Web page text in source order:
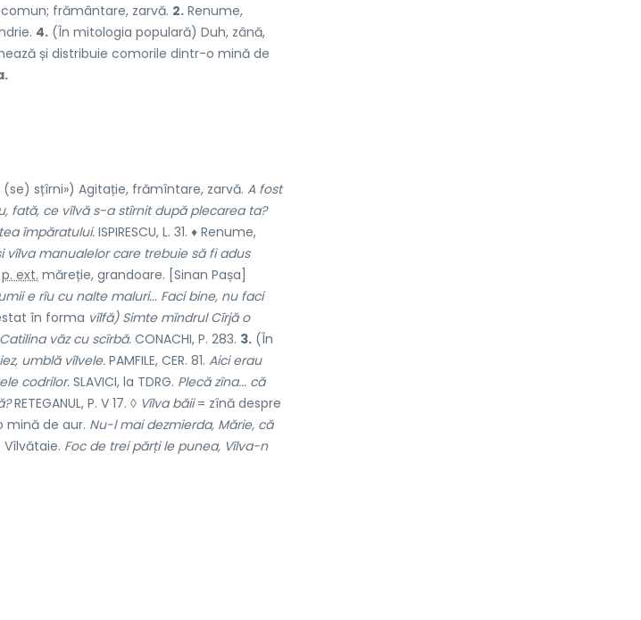
frământare, zarvă. 2. Renume,
4. (În mitologia populară) Duh, zână,
și distribuie comorile dintr-o mină de
sțîrni») Agitație, frămîntare, zarvă. A fost
fată, ce vîlvă s-a stîrnit după plecarea ta?
împăratului. ISPIRESCU, L. 31. ♦ Renume,
vîlva manualelor care trebuie să fi adus
p. ext. măreție, grandoare. [Sinan Pașa]
e rîu cu nalte maluri... Faci bine, nu faci
în forma vîlfă) Simte mîndrul Cîrjă o
văz cu scîrbă. CONACHI, P. 283. 3. (În
umblă vîlvele. PAMFILE, CER. 81. Aici erau
codrilor. SLAVICI, la TDRG. Plecă zîna... că
RETEGANUL, P. V 17. ◊ Vîlva băii= zînă despre
mină de aur. Nu-l mai dezmierda, Mărie, că
Vîlvătaie. Foc de trei părți le punea, Vîlva-n